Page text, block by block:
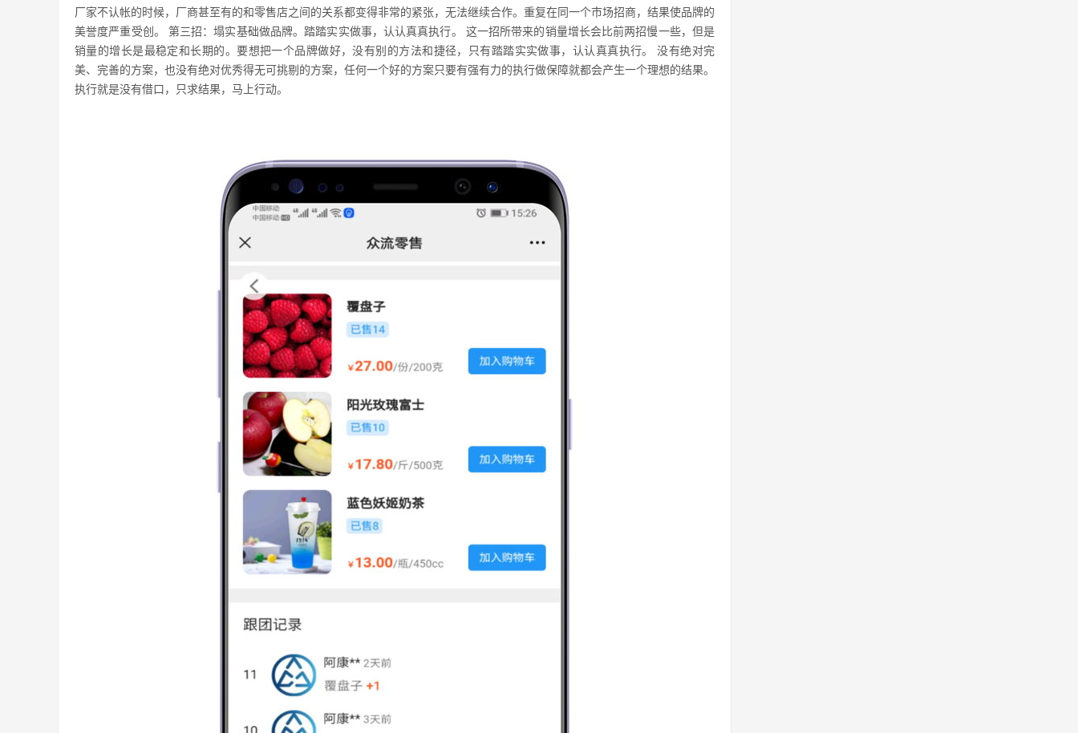
厂家不认帐的时候，厂商甚至有的和零售店之间的关系都变得非常的紧张，无法继续合作。重复在同一个市场招商，结果使品牌的
美誉度严重受创。 第三招：塌实基础做品牌。踏踏实实做事，认认真真执行。 这一招所带来的销量增长会比前两招慢一些，但是
销量的增长是最稳定和长期的。要想把一个品牌做好，没有别的方法和捷径，只有踏踏实实做事，认认真真执行。 没有绝对完
美、完善的方案，也没有绝对优秀得无可挑剔的方案，任何一个好的方案只要有强有力的执行做保障就都会产生一个理想的结果。
执行就是没有借口，只求结果，马上行动。